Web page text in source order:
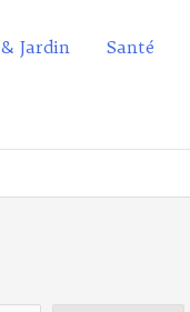
Jardin Santé